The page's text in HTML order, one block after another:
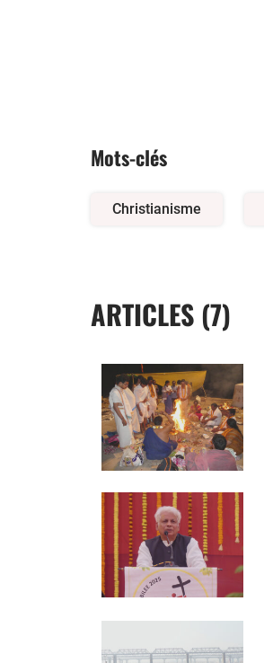
Mots-clés
Christianisme
ARTICLES (7)